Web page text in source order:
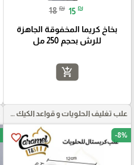
18 ₪ 15 ₪
بخاخ كريما المخفوقة الجاهزة
للرش بحجم 250 مل
add_shopping_cart
علب تغليف الحلويات و قواعد الكيك و علب بلاستيكية بأنواعها
favorite_border -8%